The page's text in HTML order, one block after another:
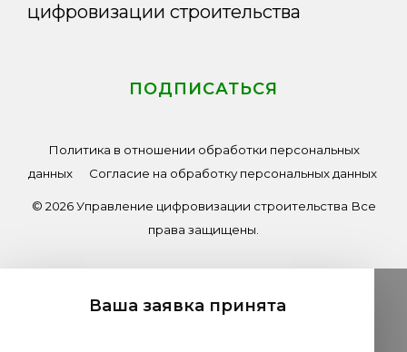
цифровизации строительства
ПОДПИСАТЬСЯ
Политика в отношении обработки персональных
данных
Согласие на обработку персональных данных
© 2026 Управление цифровизации строительства Все
права защищены.
Ваша заявка принята